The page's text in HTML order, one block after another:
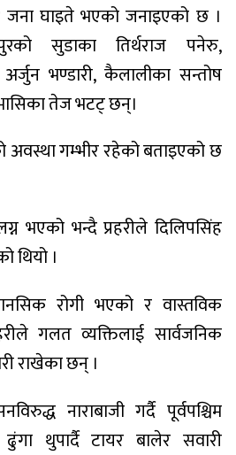
जना घाइते भएको जनाइएको छ ।
सुडाका तिर्थराज पनेरु,
अर्जुन भण्डारी, कैलालीका सन्तोष
तेज भटट् छन्।
अवस्था गम्भीर रहेको बताइएको छ
भएको भन्दै प्रहरीले दिलिपसिंह
थियो ।
रोगी भएको र वास्तविक
गलत व्यक्तिलाई सार्वजनिक
राखेका छन् ।
नाराबाजी गर्दै पूर्वपश्चिम
थुपार्दै टायर बालेर सवारी